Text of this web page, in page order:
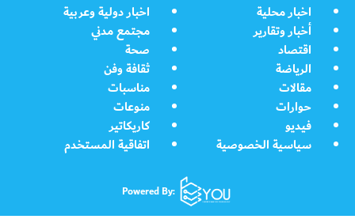
اخبار محلية
اخبار دولية وعربية
أخبار وتقارير
مجتمع مدني
اقتصاد
صحة
الرياضة
ثقافة وفن
مقالات
مناسبات
حوارات
منوعات
فيديو
كاريكاتير
سياسية الخصوصية
اتفاقية المستخدم
Powered By: